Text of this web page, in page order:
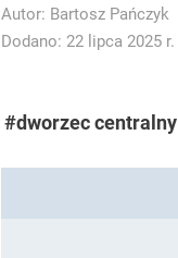
Autor: Bartosz Pańczyk
Dodano: 22 lipca 2025
#dworzec centralny